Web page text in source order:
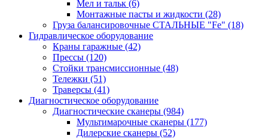
Мел и тальк (6)
Монтажные пасты и жидкости (28)
Груза балансировочные СТАЛЬНЫЕ "Fe" (18)
Гидравлическое оборудование
Краны гаражные (42)
Прессы (120)
Стойки трансмиссионные (48)
Тележки (51)
Траверсы (41)
Диагностическое оборудование
Диагностические сканеры (984)
Мультимарочные сканеры (177)
Дилерские сканеры (52)